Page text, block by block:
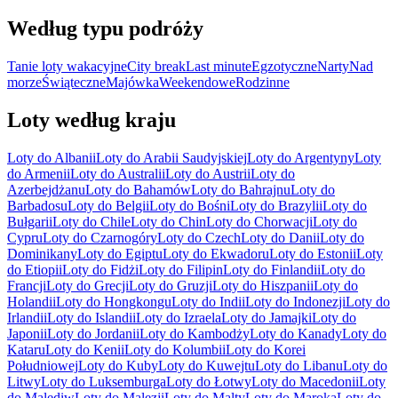
Według typu podróży
Tanie loty wakacyjneCity breakLast minuteEgzotyczneNartyNad
morzeŚwiąteczneMajówkaWeekendoweRodzinne
Loty według kraju
Loty do AlbaniiLoty do Arabii SaudyjskiejLoty do ArgentynyLoty
do ArmeniiLoty do AustraliiLoty do AustriiLoty do
AzerbejdżanuLoty do BahamówLoty do BahrajnuLoty do
BarbadosuLoty do BelgiiLoty do BośniLoty do BrazyliiLoty do
BułgariiLoty do ChileLoty do ChinLoty do ChorwacjiLoty do
CypruLoty do CzarnogóryLoty do CzechLoty do DaniiLoty do
DominikanyLoty do EgiptuLoty do EkwadoruLoty do EstoniiLoty
do EtiopiiLoty do FidżiLoty do FilipinLoty do FinlandiiLoty do
FrancjiLoty do GrecjiLoty do GruzjiLoty do HiszpaniiLoty do
HolandiiLoty do HongkonguLoty do IndiiLoty do IndonezjiLoty do
IrlandiiLoty do IslandiiLoty do IzraelaLoty do JamajkiLoty do
JaponiiLoty do JordaniiLoty do KambodżyLoty do KanadyLoty do
KataruLoty do KeniiLoty do KolumbiiLoty do Korei
PołudniowejLoty do KubyLoty do KuwejtuLoty do LibanuLoty do
LitwyLoty do LuksemburgaLoty do ŁotwyLoty do MacedoniiLoty